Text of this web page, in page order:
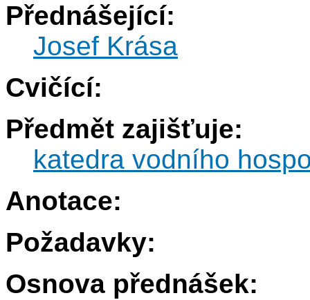
Přednášející:
Josef Krása
Cvičící:
Předmět zajišťuje:
katedra vodního
Anotace:
Požadavky:
Osnova přednášek: